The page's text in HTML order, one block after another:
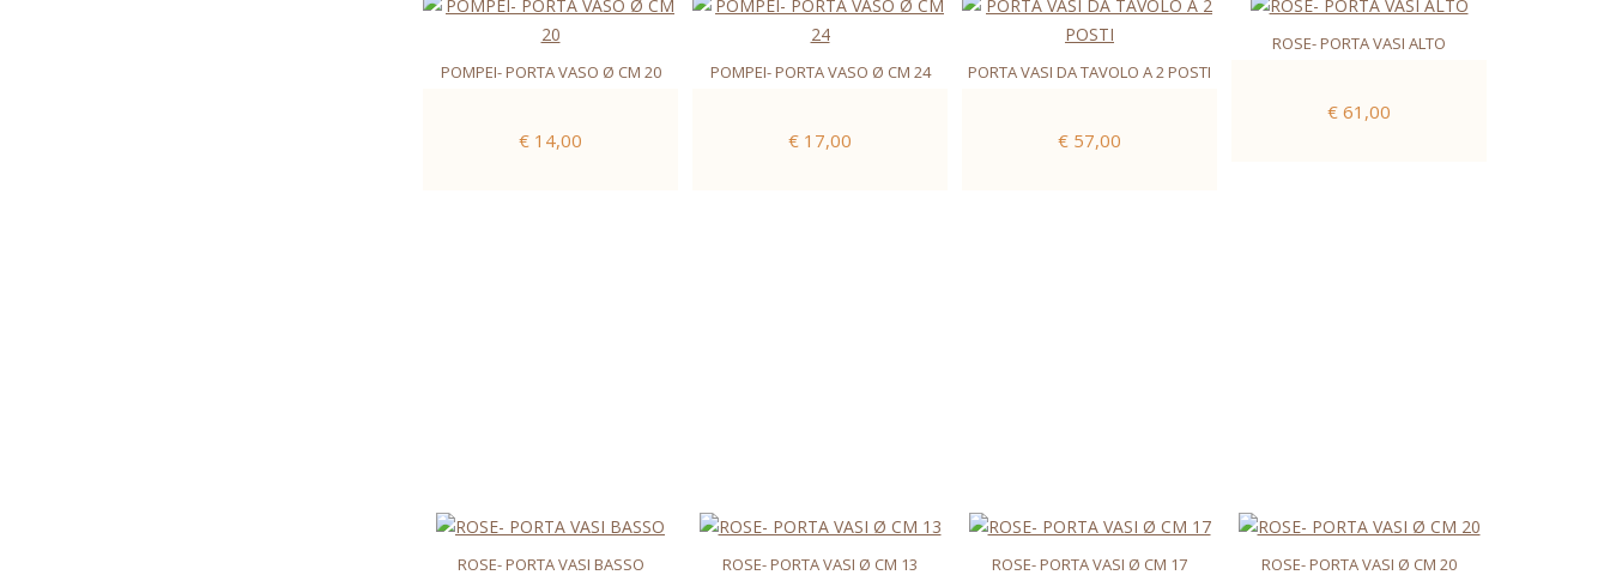
POMPEI- PORTA VASO Ø CM 20
€ 14,00
POMPEI- PORTA VASO Ø CM 24
€ 17,00
PORTA VASI DA TAVOLO A 2 POSTI
€ 57,00
ROSE- PORTA VASI ALTO
€ 61,00
ROSE- PORTA VASI BASSO ROSE- PORTA VASI Ø CM 13 ROSE- PORTA VASI Ø CM 17 ROSE- PORTA VASI Ø CM 20